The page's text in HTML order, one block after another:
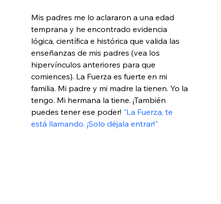
Mis padres me lo aclararon a una edad
temprana y he encontrado evidencia
lógica, científica e histórica que valida las
enseñanzas de mis padres (vea los
hipervínculos anteriores para que
comiences). La Fuerza es fuerte en mi
familia. Mi padre y mi madre la tienen. Yo la
tengo. Mi hermana la tiene. ¡También
puedes tener ese poder! "La Fuerza, te
está llamando. ¡Solo déjala entrar!"